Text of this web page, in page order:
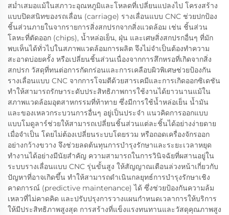
สม่ำเสมอแม้ในสภาวะอุณหภูมิและโหลดที่เปลี่ยนแปลงไป โครงสร้าง
แบบปิดสนิทของรถเลื่อน (carriage) รางเลื่อนแบบ CNC ช่วยปกป้อง
ชิ้นส่วนภายในจากรายการสิ่งสกปรกจากสิ่งแวดล้อม เช่น ชิ้นส่วน
โลหะที่ตัดออก (chips), น้ำหล่อเย็น, ฝุ่น และเศษสิ่งสกปรกอื่นๆ ที่มัก
พบเห็นได้ทั่วไปในสภาพแวดล้อมการผลิต จึงไม่จำเป็นต้องทำความ
สะอาดบ่อยครั้ง หรือเปลี่ยนชิ้นส่วนเนื่องจากการสึกหรอที่เกิดจากสิ่ง
สกปรก วัสดุที่ทนต่อการกัดกร่อนและการเคลือบผิวพิเศษช่วยป้องกัน
รางเลื่อนแบบ CNC จากการโจมตีด้วยสารเคมีและการเกิดออกซิเดชัน
ทำให้สามารถรักษาระดับประสิทธิภาพการใช้งานได้ยาวนานแม้ใน
สภาพแวดล้อมอุตสาหกรรมที่ท้าทาย ซึ่งมีการใช้น้ำหล่อเย็น น้ำมัน
และของเหลวกระบวนการอื่นๆ อยู่เป็นประจำ แนวคิดการออกแบบ
แบบโมดูลาร์ช่วยให้สามารถเปลี่ยนชิ้นส่วนแต่ละชิ้นได้อย่างง่ายดาย
เมื่อจำเป็น โดยไม่ต้องเปลี่ยนระบบโดยรวม หรือถอดเครื่องจักรออก
อย่างกว้างขวาง จึงช่วยลดต้นทุนการบำรุงรักษาและระยะเวลาหยุด
ทำงานได้อย่างมีนัยสำคัญ ความสามารถในการวินิจฉัยที่ผสานอยู่ใน
ระบบรางเลื่อนแบบ CNC รุ่นขั้นสูง ให้สัญญาณเตือนล่วงหน้าเกี่ยวกับ
ปัญหาที่อาจเกิดขึ้น ทำให้สามารถดำเนินกลยุทธ์การบำรุงรักษาเชิง
คาดการณ์ (predictive maintenance) ได้ ซึ่งช่วยป้องกันความล้ม
เหลวที่ไม่คาดคิด และปรับปรุงการวางแผนกำหนดเวลาการให้บริการ
ให้มีประสิทธิภาพสูงสุด การสร้างที่แข็งแรงทนทานและวัสดุคุณภาพสูง